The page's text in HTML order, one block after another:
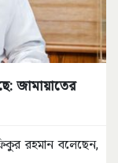
জামায়াতের
রহমান বলেছেন,